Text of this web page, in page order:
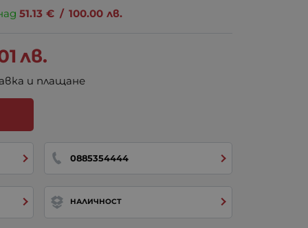
51.13 € / 100.00 лв.
лв.
и плащане
0885354444
НАЛИЧНОСТ